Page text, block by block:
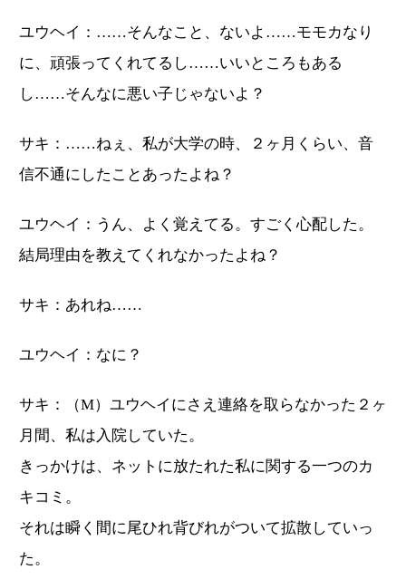
ユウヘイ：……そんなこと、ないよ……モモカなり
に、頑張ってくれてるし……いいところもある
し……そんなに悪い子じゃないよ？
サキ：……ねぇ、私が大学の時、２ヶ月くらい、音
信不通にしたことあったよね？
ユウヘイ：うん、よく覚えてる。すごく心配した。
結局理由を教えてくれなかったよね？
サキ：あれね……
ユウヘイ：なに？
サキ：（M）ユウヘイにさえ連絡を取らなかった２ヶ
月間、私は入院していた。
きっかけは、ネットに放たれた私に関する一つのカ
キコミ。
それは瞬く間に尾ひれ背びれがついて拡散していっ
た。